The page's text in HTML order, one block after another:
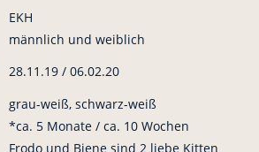
EKH
männlich und weiblich
28.11.19 / 06.02.20
grau-weiß, schwarz-weiß
*ca. 5 Monate / ca. 10 Wochen
Frodo und Biene sind 2 liebe Kitten